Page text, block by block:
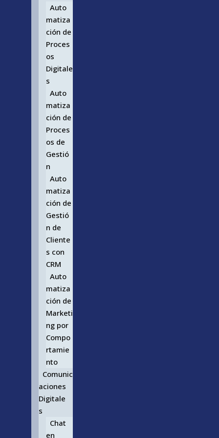
Auto
matiza
ción de
Proces
os
Digitale
s
Auto
matiza
ción de
Proces
os de
Gestió
n
Auto
matiza
ción de
Gestió
n de
Cliente
s con
CRM
Auto
matiza
ción de
Marketi
ng por
Compo
rtamie
nto
Comunic
aciones
Digitale
s
Chat
en